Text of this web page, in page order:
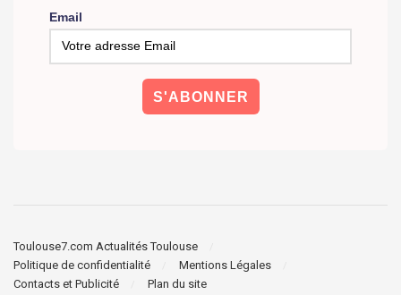
Email
Toulouse7.com Actualités Toulouse
Politique de confidentialité
Mentions Légales
Contacts et Publicité
Plan du site